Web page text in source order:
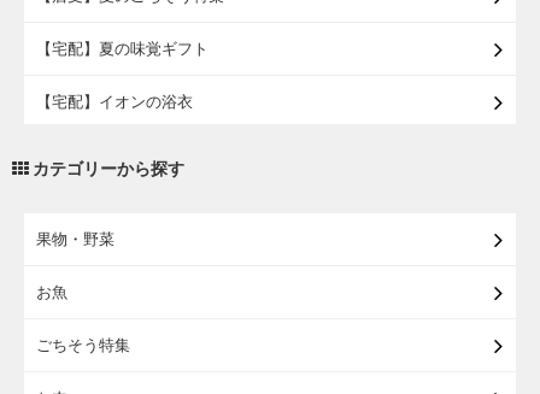
【宅配】夏の味覚ギフト
【宅配】イオンの浴衣
カテゴリーから探す
果物・野菜
お魚
ごちそう特集